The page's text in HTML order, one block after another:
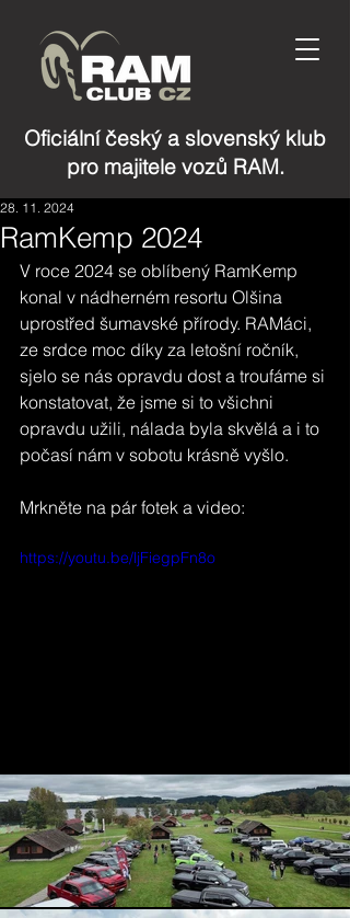
Oficiální český a slovenský klub
pro majitele vozů RAM.
RamKemp 2024
28. 11. 2024
V roce 2024 se oblíbený RamKemp
konal v nádherném resortu Olšina
uprostřed šumavské přírody. RAMáci,
ze srdce moc díky za letošní ročník,
sjelo se nás opravdu dost a troufáme si
konstatovat, že jsme si to všichni
opravdu užili, nálada byla skvělá a i to
počasí nám v sobotu krásně vyšlo.
Mrkněte na pár fotek a video:
https://youtu.be/ljFiegpFn8o